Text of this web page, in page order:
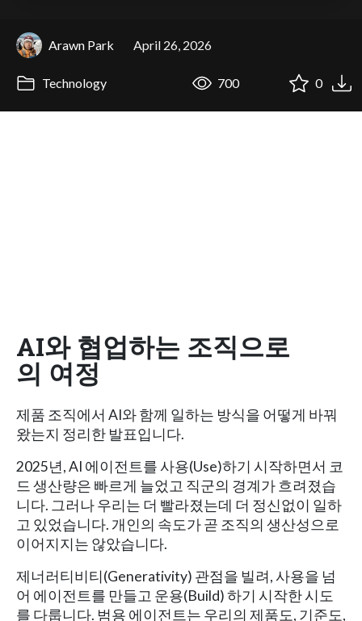
Arawn Park April 26, 2026
Technology 700 0
AI와 협업하는 조직으로
의 여정
제품 조직에서 AI와 함께 일하는 방식을 어떻게 바꿔
왔는지 정리한 발표입니다.
2025년, AI 에이전트를 사용(Use)하기 시작하면서 코
드 생산량은 빠르게 늘었고 직군의 경계가 흐려졌습
니다. 그러나 우리는 더 빨라졌는데 더 정신없이 일하
고 있었습니다. 개인의 속도가 곧 조직의 생산성으로
이어지지는 않았습니다.
제너러티비티(Generativity) 관점을 빌려, 사용을 넘
어 에이전트를 만들고 운용(Build) 하기 시작한 시도
를 다룹니다. 범용 에이전트는 우리의 제품도, 기준도,